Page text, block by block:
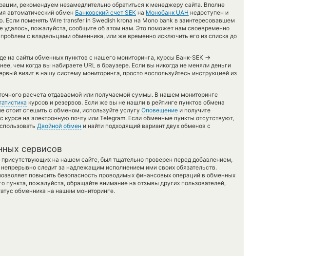
рекомендуем незамедлительно обратиться к менеджеру сайта. Вполне
автоматический обмен Банковский счет SEK на Монобанк UAH недоступен и
Если поменять Wire transfer in Swedish krona на Mono bank в заинтересовавшем
удалось, пожалуйста, сообщите об этом нам. Это поможет нам своевременно
с владельцами обменника, или же временно исключить его из списка до
на сайты обменных пунктов с нашего мониторинга, курсы Банк-SEK →
чем когда вы набираете URL в браузере. Если вы никогда не меняли деньги
визит в нашу систему мониторинга, просто воспользуйтесь инструкцией из
расчета отдаваемой или получаемой суммы. В нашем мониторинге
курсов и резервов. Если же вы не нашли в рейтинге пунктов обмена
стоит спешить с обменом, используйте услугу Оповещение и получите
на электронную почту или Telegram. Если обменные пункты отсутствуют,
Двойной обмен и найти подходящий вариант двух обменов с
сервисов
на нашем сайте, был тщательно проверен перед добавлением,
следит за надлежащим исполнением ими своих обязательств.
повысить безопасность проводимых финансовых операций в обменных
пункта, пожалуйста, обращайте внимание на отзывы других пользователей,
обменника на нашем мониторинге.